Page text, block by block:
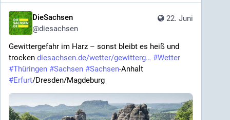
22. Juni
DieSachsen
@diesachsen
Gewittergefahr im Harz – sonst bleibt es heiß und
trocken diesachsen.de/wetter/gewitterg #Wetter
#Thüringen #Sachsen #Sachsen
#Erfurt/Dresden/Magdeburg